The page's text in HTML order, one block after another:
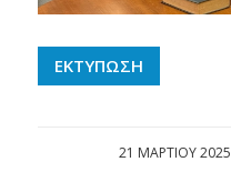
ΕΚΤΥΠΩΣΗ
21 ΜΑΡΤΊΟΥ 2025
/